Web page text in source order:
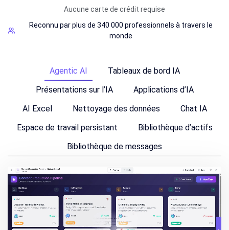
Aucune carte de crédit requise
Reconnu par plus de 340 000 professionnels à travers le
monde
Agentic AI
Tableaux de bord IA
Présentations sur l’IA
Applications d’IA
AI Excel
Nettoyage des données
Chat IA
Espace de travail persistant
Bibliothèque d’actifs
Bibliothèque de messages